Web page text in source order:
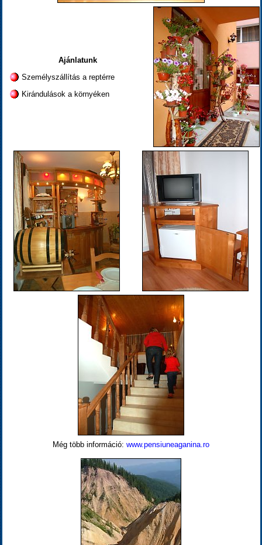
Ajánlatunk
Személyszállítás a reptérre
Kirándulások a környéken
Még több információ: www.pensiuneaganina.ro